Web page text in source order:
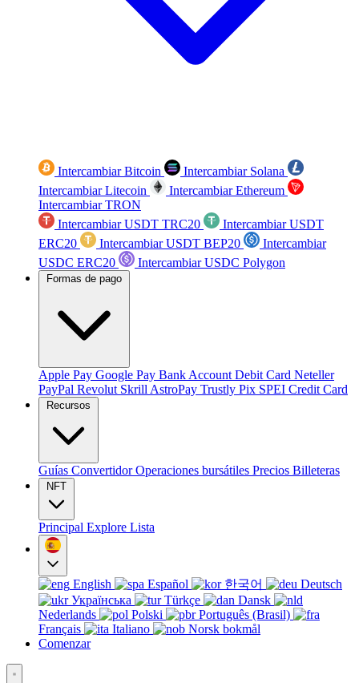
Intercambiar Bitcoin
Intercambiar Solana
Intercambiar Litecoin
Intercambiar Ethereum
Intercambiar TRON
Intercambiar USDT TRC20
Intercambiar USDT
ERC20
Intercambiar USDT BEP20
Intercambiar
USDC ERC20
Intercambiar USDC Polygon
Formas de pago
Apple Pay Google Pay Bank Account Debit Card Neteller
PayPal Revolut Skrill AstroPay Trustly Pix SPEI Credit Card
Recursos
Guías ConvertidorOperaciones bursátiles Precios Billeteras
NFT
Principal Explore Lista
English Español 한국어
Deutsch
Українська
Türkçe
Dansk
Nederlands
Polski
Português (Brasil)
Français
Italiano
Norsk bokmål
Comenzar